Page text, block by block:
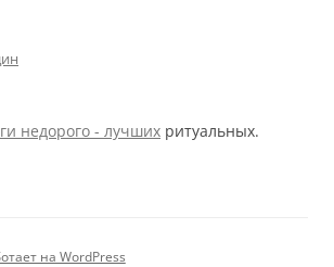
недорого - лучших ритуальных.
на WordPress